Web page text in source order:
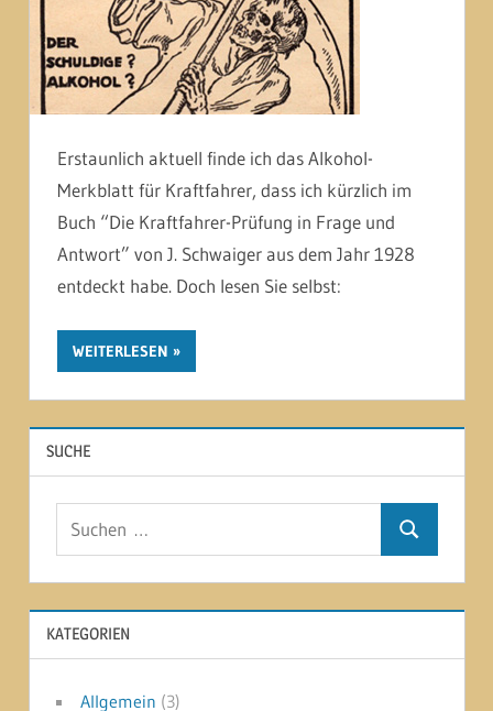
Erstaunlich aktuell finde ich das Alkohol-
Merkblatt für Kraftfahrer, dass ich kürzlich im
Buch “Die Kraftfahrer-Prüfung in Frage und
Antwort” von J. Schwaiger aus dem Jahr 1928
entdeckt habe. Doch lesen Sie selbst:
WEITERLESEN
SUCHE
Suchen
KATEGORIEN
Allgemein (3)